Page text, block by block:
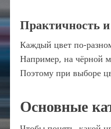
Практичность и
Каждый цвет по-
Например, на чёрной
Поэтому при выборе
Основные